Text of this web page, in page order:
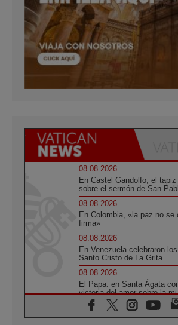
08.08.2026
En Castel Gandolfo, el
sobre el sermón de San
08.08.2026
En Colombia, «la paz no se
firma»
08.08.2026
En Venezuela celebraron
Santo Cristo de La Grita
08.08.2026
El Papa: en Santa Ágata
victoria del amor sobre la
08.08.2026
León XIV visitará el